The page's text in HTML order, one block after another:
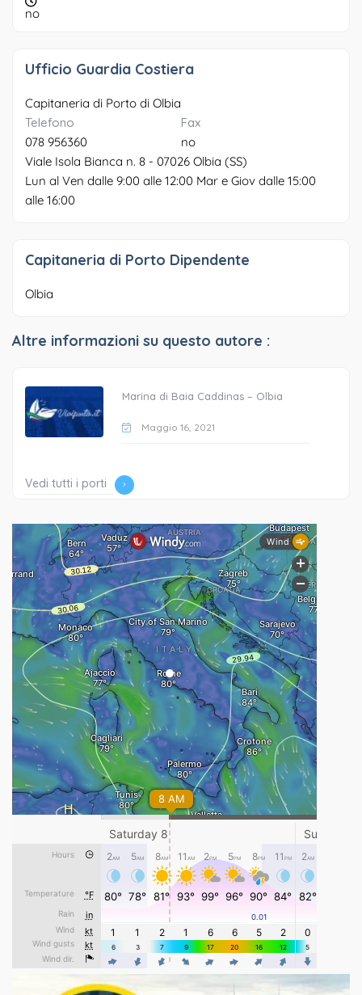
no
Ufficio Guardia Costiera
Capitaneria di Porto di Olbia
Telefono
078 956360
Fax
no
Viale Isola Bianca n. 8 - 07026 Olbia (SS)
Lun al Ven dalle 9:00 alle 12:00 Mar e Giov dalle 15:00
alle 16:00
Capitaneria di Porto Dipendente
Olbia
Altre informazioni su questo autore :
Marina di Baia Caddinas – Olbia
Maggio 16, 2021
Vedi tutti i porti